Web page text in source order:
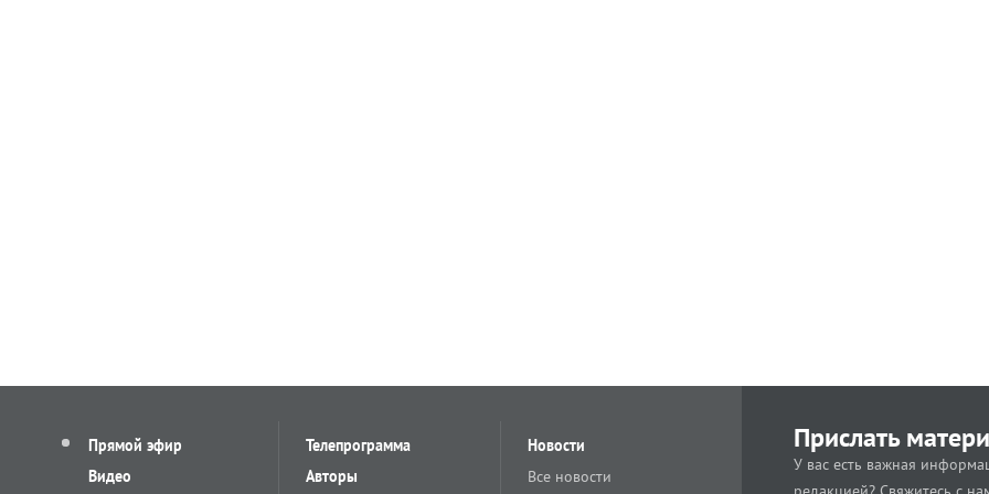
Прямой эфир
Видео
Телепрограмма
Авторы
Новости
Все новости
Прислать
У вас есть важная